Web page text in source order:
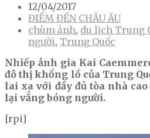
12/04/2017
ĐIỂM ĐẾN CHÂU ÂU
chùm ảnh, du lịch Trung
người, Trung Quốc
Nhiếp ảnh gia Kai
đô thị khổng lồ của Trung
lai xa với đầy đủ tòa nhà
lại vắng bóng người.
[rpi]